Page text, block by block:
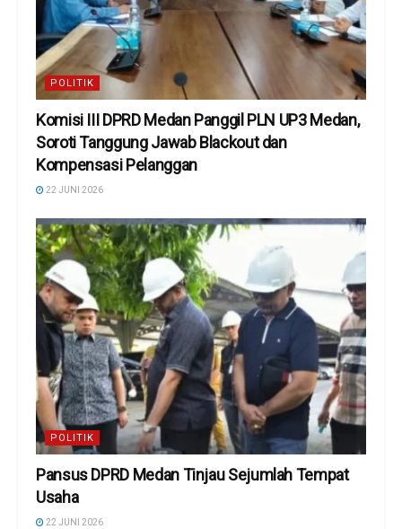
POLITIK
Komisi III DPRD Medan Panggil PLN UP3 Medan,
Soroti Tanggung Jawab Blackout dan
Kompensasi Pelanggan
22 JUNI 2026
POLITIK
Pansus DPRD Medan Tinjau Sejumlah Tempat
Usaha
22 JUNI 2026